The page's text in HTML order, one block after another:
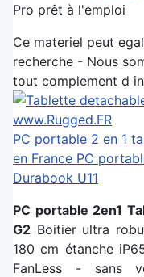
Pro prêt à l'emploi
Ce materiel peut
recherche - Nous
tout complement d
PC portable 2 en 1
en France PC
Durabook U11
PC portable 2en1
G2 Boitier ultra
180 cm étanche
FanLess - sans